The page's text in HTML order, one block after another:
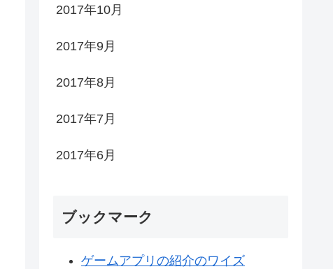
2017年10月
2017年9月
2017年8月
2017年7月
2017年6月
ブックマーク
ゲームアプリの紹介のワイズ